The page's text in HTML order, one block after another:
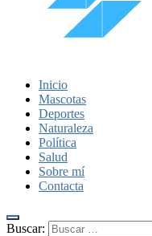
dnaservic.es
Inicio
Mascotas
Deportes
Naturaleza
Política
Salud
Sobre mí
Contacta
Buscar: